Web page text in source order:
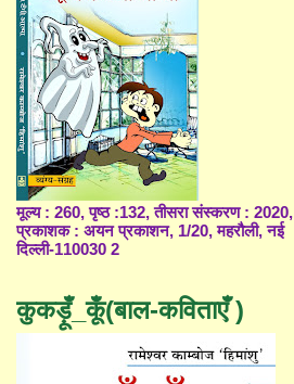
मूल्य : 260, पृष्ठ :132, तीसरा संस्करण : 2020,
प्रकाशक : अयन प्रकाशन, 1/20, महरौली, नई
दिल्ली-110030 2
कुकड़ूँ_कूँ(बाल-कविताएँ )